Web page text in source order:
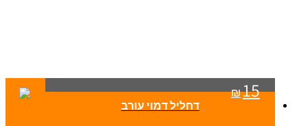
₪15
דחליל דמוי עורב